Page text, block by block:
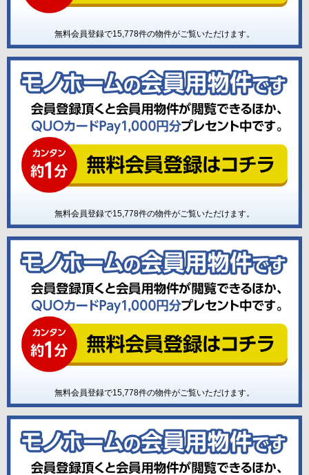
無料会員登録で15,778件の物件がご覧いただけます。
無料会員登録で15,778件の物件がご覧いただけます。
無料会員登録で15,778件の物件がご覧いただけます。